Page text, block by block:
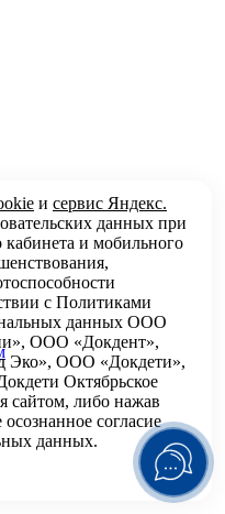
и сервис Яндекс.
данных при
и мобильного
с Политиками
данных ООО
ООО «Докдент»,
ООО «Докдети»,
Октябрьское
сайтом, либо нажав
согласие
данных.